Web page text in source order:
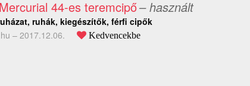
44-es teremcipő– használt
ruhák, kiegészítők, férfi cipők
– 2017.12.06. Kedvencekbe